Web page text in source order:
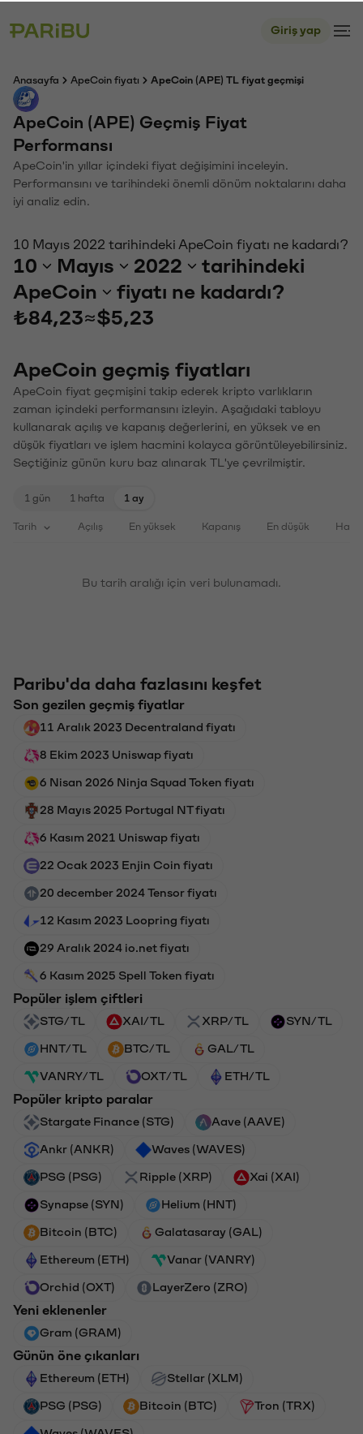
Giriş yap
Anasayfa ApeCoin fiyatı ApeCoin (APE) TL fiyat geçmişi
ApeCoin (APE) Geçmiş Fiyat
Performansı
ApeCoin'in yıllar içindeki fiyat değişimini inceleyin.
Performansını ve tarihindeki önemli dönüm noktalarını daha
iyi analiz edin.
10 Mayıs 2022 tarihindeki ApeCoin fiyatı ne kadardı?
10 Mayıs 2022
tarihindeki
ApeCoin
fiyatı ne kadardı?
₺84,23≈$5,23
ApeCoin geçmiş fiyatları
ApeCoin fiyat geçmişini takip ederek kripto varlıkların
zaman içindeki performansını izleyin. Aşağıdaki tabloyu
kullanarak açılış ve kapanış değerlerini, en yüksek ve en
düşük fiyatları ve işlem hacmini kolayca görüntüleyebilirsiniz.
Seçtiğiniz günün kuru baz alınarak TL'ye çevrilmiştir.
1 gün 1 hafta 1 ay
Tarih Açılış En yüksek Kapanış En düşük
Bu tarih aralığı için veri bulunamadı.
Paribu'da daha fazlasını keşfet
Son gezilen geçmiş fiyatlar
11 Aralık 2023 Decentraland fiyatı
8 Ekim 2023 Uniswap fiyatı
6 Nisan 2026 Ninja Squad Token fiyatı
28 Mayıs 2025 Portugal NT fiyatı
6 Kasım 2021 Uniswap fiyatı
22 Ocak 2023 Enjin Coin fiyatı
20 december 2024 Tensor fiyatı
12 Kasım 2023 Loopring fiyatı
29 Aralık 2024 io.net fiyatı
6 Kasım 2025 Spell Token fiyatı
Popüler işlem çiftleri
STG/TL XAI/TL XRP/TL SYN/TL
HNT/TL BTC/TL GAL/TL
VANRY/TL OXT/TL ETH/TL
Popüler kripto paralar
Stargate Finance (STG) Aave (AAVE)
Ankr (ANKR) Waves (WAVES)
PSG (PSG) Ripple (XRP) Xai (XAI)
Synapse (SYN) Helium (HNT)
Bitcoin (BTC) Galatasaray (GAL)
Ethereum (ETH) Vanar (VANRY)
Orchid (OXT) LayerZero (ZRO)
Yeni eklenenler
Gram (GRAM)
Günün öne çıkanları
Ethereum (ETH) Stellar (XLM)
PSG (PSG) Bitcoin (BTC) Tron (TRX)